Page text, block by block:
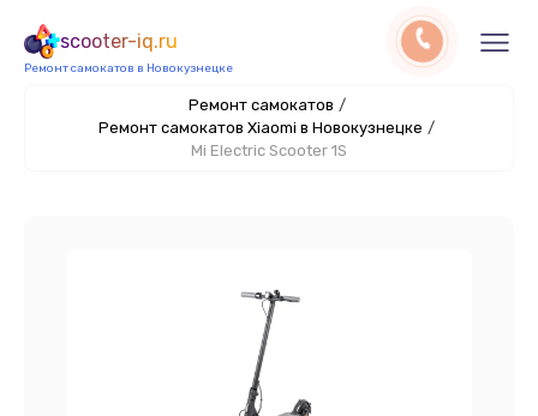
scooter-iq.ru
Ремонт самокатов в Новокузнецке
Ремонт самокатов /
Ремонт самокатов Xiaomi в Новокузнецке /
Mi Electric Scooter 1S